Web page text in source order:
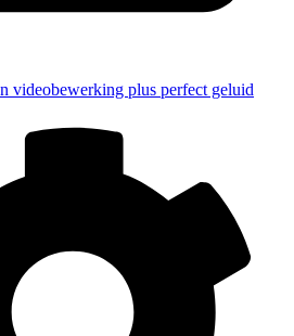
videobewerking plus perfect geluid